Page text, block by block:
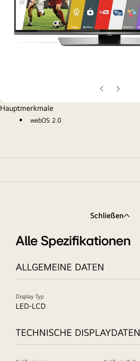
Vorherige
Folie
Nächste
Folie
Hauptmerkmale
webOS 2.0
Schließen
Alle Spezifikationen
ALLGEMEINE DATEN
Display Typ
LED-LCD
TECHNISCHE DISPLAYDATEN